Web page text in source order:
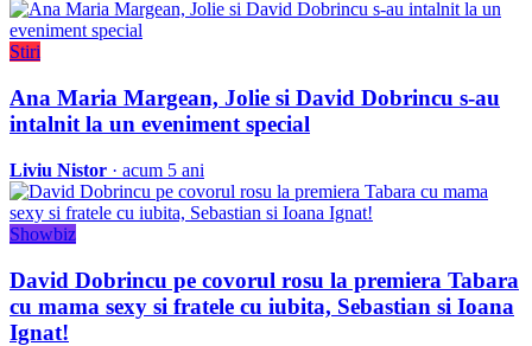
Stiri
Ana Maria Margean, Jolie si David Dobrincu s-au
intalnit la un eveniment special
Liviu Nistor · acum 5 ani
Showbiz
David Dobrincu pe covorul rosu la premiera Tabara
cu mama sexy si fratele cu iubita, Sebastian si Ioana
Ignat!